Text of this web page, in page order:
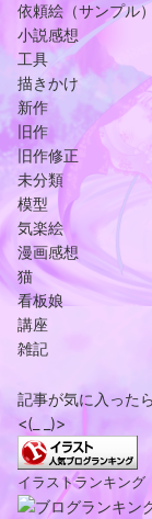
依頼絵（サンプル）
小説感想
工具
描きかけ
新作
旧作
旧作修正
未分類
模型
気楽絵
漫画感想
猫
看板娘
講座
雑記
記事が気に入った
<(_ _)>
イラストランキング